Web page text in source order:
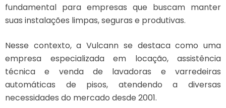
fundamental para empresas que buscam manter
suas instalações limpas, seguras e produtivas.
Nesse contexto, a Vulcann se destaca como uma
empresa especializada em locação, assistência
técnica e venda de lavadoras e varredeiras
automáticas de pisos, atendendo a diversas
necessidades do mercado desde 2001.